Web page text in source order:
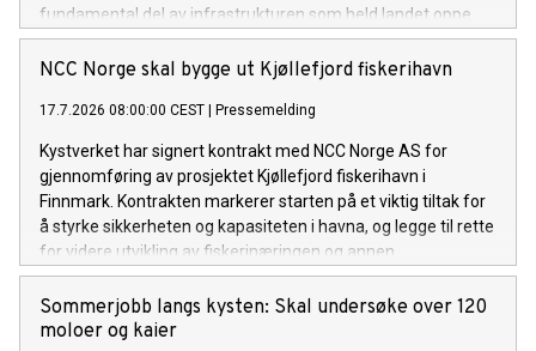
fundamental del av infrastrukturen som held landet oppe.
Det gjeld i fredstid, i kriser og om det verste skulle skje.
NCC Norge skal bygge ut Kjøllefjord fiskerihavn
17.7.2026 08:00:00 CEST Pressemelding
Kystverket har signert kontrakt med NCC Norge AS for
gjennomføring av prosjektet Kjøllefjord fiskerihavn i
Finnmark. Kontrakten markerer starten på et viktig tiltak for
å styrke sikkerheten og kapasiteten i havna, og legge til rette
for videre utvikling av fiskerinæringen og annen
næringsaktivitet i området.
Sommerjobb langs kysten: Skal undersøke over 120
moloer og kaier